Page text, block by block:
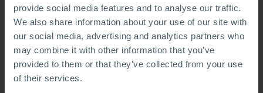
provide social media features and to analyse our traffic.
We also share information about your use of our site with
our social media, advertising and analytics partners who
may combine it with other information that you’ve
provided to them or that they’ve collected from your use
of their services.